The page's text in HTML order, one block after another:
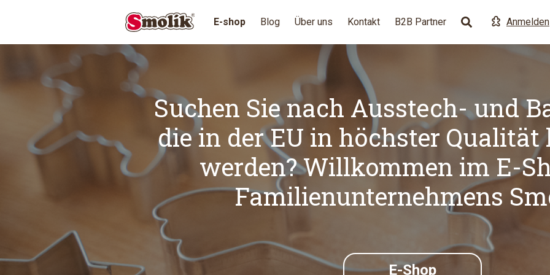
E-shop Blog Über uns Kontakt B2B Partner Anmelden
Suchen Sie nach Ausstech- und
die in der EU in höchster Qualität
werden? Willkommen im E-
Familienunternehmens
E-Shop